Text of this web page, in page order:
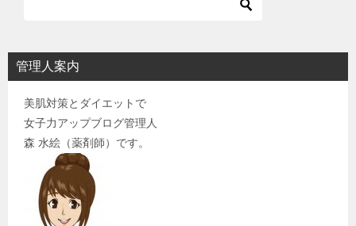
管理人案内
美肌対策とダイエットで
女子力アップブログ管理人
森 水絵（薬剤師）です。